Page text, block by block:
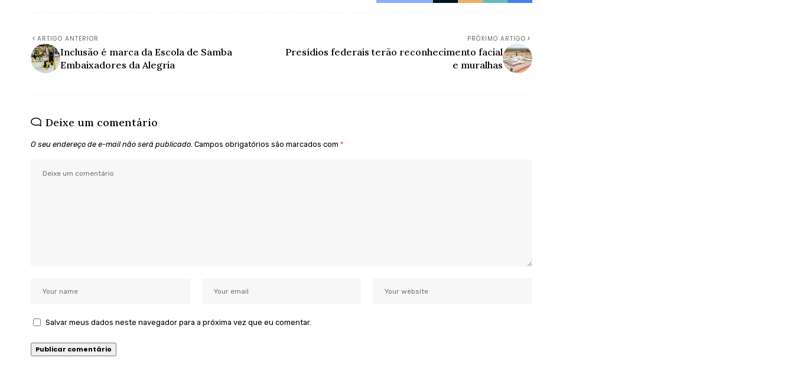
ARTIGO ANTERIOR
Inclusão é marca da Escola de Samba
Embaixadores da Alegria
PRÓXIMO ARTIGO
Presídios federais terão reconhecimento facial
e muralhas
Deixe um comentário
O seu endereço de e-mail não será publicado. Campos obrigatórios são marcados com *
Salvar meus dados neste navegador para a próxima vez que eu comentar.